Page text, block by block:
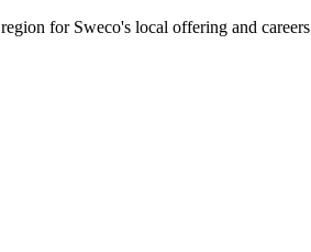
for Sweco's local offering and careers